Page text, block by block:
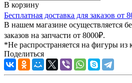
В корзину
Бесплатная доставка для заказов от
В нашем магазине осуществляется
заказов на запчасти от 8000₽.
*Не распространяется на фигуры из
Поделиться